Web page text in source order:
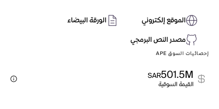
الموقع إلكتروني
الورقة البيضاء
مصدر النص البرمجي
إحصائيات السوق APE
501.5M
SAR
القيمة السوقية